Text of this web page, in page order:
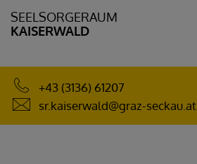
SEELSORGERAUM
KAISERWALD
+43 (3136) 61207
sr.kaiserwald@graz-seckau.at